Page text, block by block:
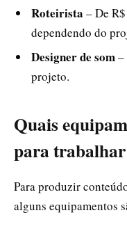
Roteirista – De
dependendo do
Designer de som–
projeto.
Quais
para
Para produzir
alguns equipamentos